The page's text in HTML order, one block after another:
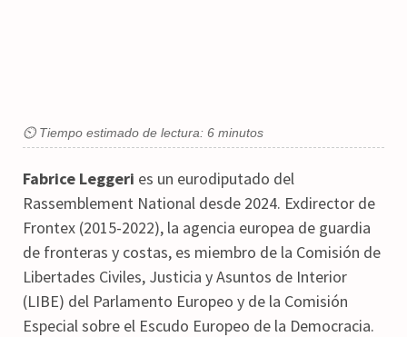
⏲ Tiempo estimado de lectura: 6 minutos
Fabrice Leggeri es un eurodiputado del
Rassemblement National desde 2024. Exdirector de
Frontex (2015-2022), la agencia europea de guardia
de fronteras y costas, es miembro de la Comisión de
Libertades Civiles, Justicia y Asuntos de Interior
(LIBE) del Parlamento Europeo y de la Comisión
Especial sobre el Escudo Europeo de la Democracia.